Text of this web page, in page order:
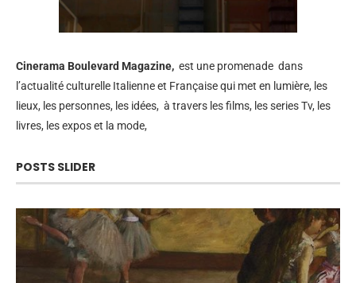
Cinerama Boulevard Magazine, est une promenade dans
l’actualité culturelle Italienne et Française qui met en lumière, les
lieux, les personnes, les idées, à travers les films, les series Tv, les
livres, les expos et la mode,
POSTS SLIDER